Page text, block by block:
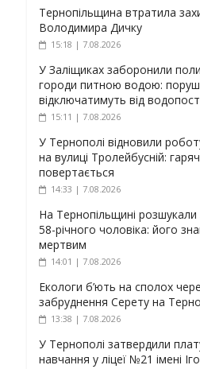
Тернопільщина втратила
Володимира Дичку
15:18 | 7.08.2026
У Заліщиках заборонили
городи питною водою:
відключатимуть від
15:11 | 7.08.2026
У Тернополі відновили
на вулиці Тролейбусній:
повертається
14:33 | 7.08.2026
На Тернопільщині розшукали
58-річного чоловіка: його
мертвим
14:01 | 7.08.2026
Екологи б’ють на сполох
забруднення Серету на
13:38 | 7.08.2026
У Тернополі затвердили
навчання у ліцеї №21 імені